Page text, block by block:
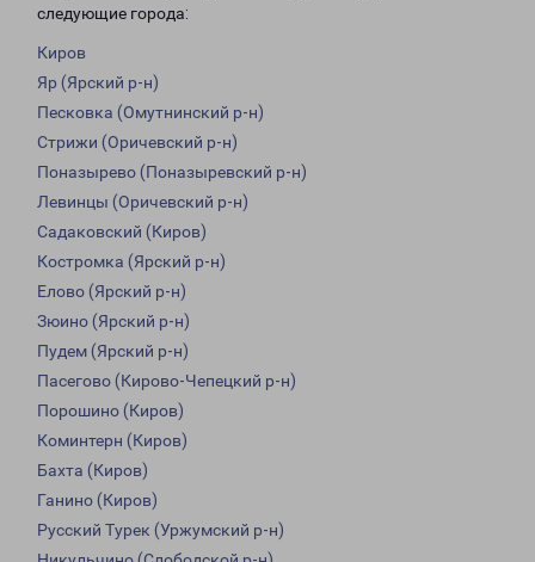
следующие города:
Киров
Яр (Ярский р-н)
Песковка (Омутнинский р-н)
Стрижи (Оричевский р-н)
Поназырево (Поназыревский р-н)
Левинцы (Оричевский р-н)
Садаковский (Киров)
Костромка (Ярский р-н)
Елово (Ярский р-н)
Зюино (Ярский р-н)
Пудем (Ярский р-н)
Пасегово (Кирово-Чепецкий р-н)
Порошино (Киров)
Коминтерн (Киров)
Бахта (Киров)
Ганино (Киров)
Русский Турек (Уржумский р-н)